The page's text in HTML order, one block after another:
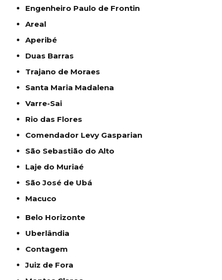
Engenheiro Paulo de Frontin
Areal
Aperibé
Duas Barras
Trajano de Moraes
Santa Maria Madalena
Varre-Sai
Rio das Flores
Comendador Levy Gasparian
São Sebastião do Alto
Laje do Muriaé
São José de Ubá
Macuco
Belo Horizonte
Uberlândia
Contagem
Juiz de Fora